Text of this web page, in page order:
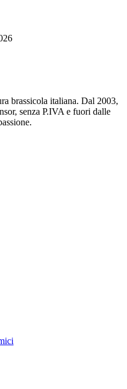
brassicola italiana. Dal 2003,
senza P.IVA e fuori dalle